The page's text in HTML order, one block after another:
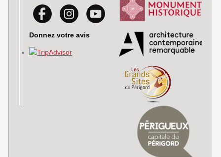
Donnez votre avis